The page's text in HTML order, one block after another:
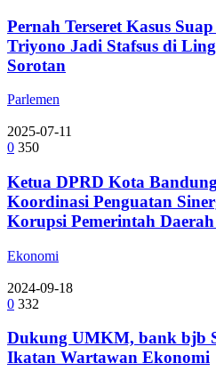
Pernah Terseret Kasus
Triyono Jadi Stafsus di
Sorotan
Parlemen
2025-07-11
0 350
Ketua DPRD Kota
Koordinasi Penguatan
Korupsi Pemerintah
Ekonomi
2024-09-18
0 332
Dukung UMKM, bank bjb
Ikatan Wartawan Ekonomi